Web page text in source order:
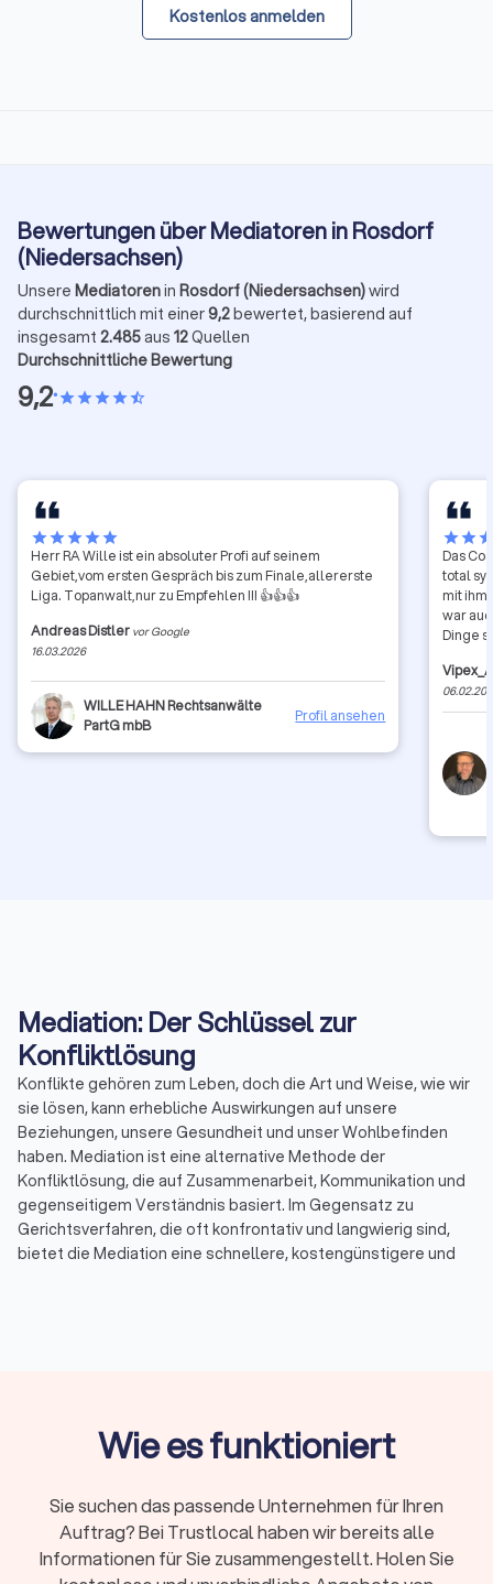
Kostenlos anmelden
Bewertungen über Mediatoren in Rosdorf
(Niedersachsen)
Unsere Mediatorenin Rosdorf (Niedersachsen)wird
durchschnittlich mit einer9,2bewertet, basierend auf
insgesamt 2.485aus 12Quellen
Durchschnittliche Bewertung
9,2•starstarstarstarstar_half
starstarstarstarstar
Herr RA Wille ist ein absoluter Profi auf seinem
Gebiet,vom ersten Gespräch bis zum Finale,allererste
Liga. Topanwalt,nur zu Empfehlen !!! 👍👍👍
Andreas Distler vor Google
16.03.2026
WILLE HAHN Rechtsanwälte
PartG mbB
Profil ansehen
starstar
Das
total
mit
war
Dinge
Mediation: Der Schlüssel zur
Konfliktlösung
Konflikte gehören zum Leben, doch die Art und Weise, wie wir
sie lösen, kann erhebliche Auswirkungen auf unsere
Beziehungen, unsere Gesundheit und unser Wohlbefinden
haben. Mediation ist eine alternative Methode der
Konfliktlösung, die auf Zusammenarbeit, Kommunikation und
gegenseitigem Verständnis basiert. Im Gegensatz zu
Gerichtsverfahren, die oft konfrontativ und langwierig sind,
bietet die Mediation eine schnellere, kostengünstigere und
Was ist Mediation?
dem ein neutraler Dritter, der Mediator, den Parteien hilft, eine
einvernehmliche Lösung für ihren Streit zu finden. Der
Mediator hat keine Entscheidungsbefugnis, sondern
unterstützt die Beteiligten dabei, ihre Interessen und
Wie es funktioniert
Sie suchen das passende Unternehmen für Ihren
Auftrag? Bei Trustlocal haben wir bereits alle
Informationen für Sie zusammengestellt. Holen Sie